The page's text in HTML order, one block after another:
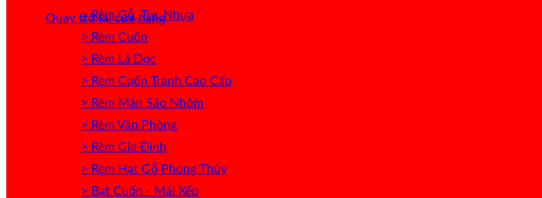
Quay trở lại cửa hàng
> Rèm Gỗ, Tre, Nhựa
> Rèm Cuốn
> Rèm Lá Dọc
> Rèm Cuốn Tranh Cao Cấp
> Rèm Màn Sáo Nhôm
> Rèm Văn Phòng
> Rèm Gia Đình
> Rèm Hạt Gỗ Phong Thủy
> Bạt Cuốn - Mái Xếp